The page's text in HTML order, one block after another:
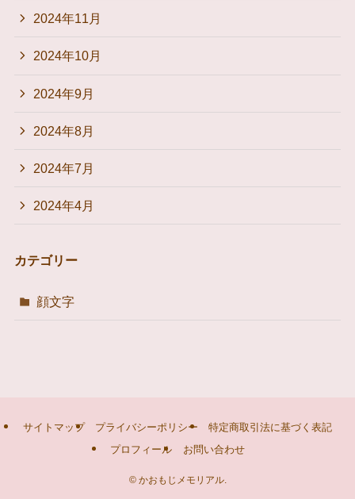
2024年11月
2024年10月
2024年9月
2024年8月
2024年7月
2024年4月
カテゴリー
顔文字
サイトマップ プライバシーポリシー
特定商取引法に基づく表記
プロフィール
お問い合わせ
©かおもじメモリアル.